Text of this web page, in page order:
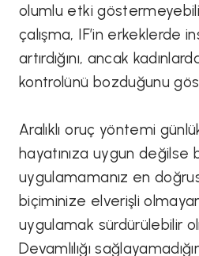
olumlu etki
çalışma, IF’in erkeklerde
artırdığını, ancak
kontrolünü bozduğunu
Aralıklı oruç yöntemi
hayatınıza uygun değilse
uygulamamanız en
biçiminize elverişli
uygulamak sürdürülebilir
Devamlılığı